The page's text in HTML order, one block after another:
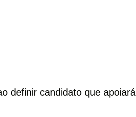
definir candidato que apoiará